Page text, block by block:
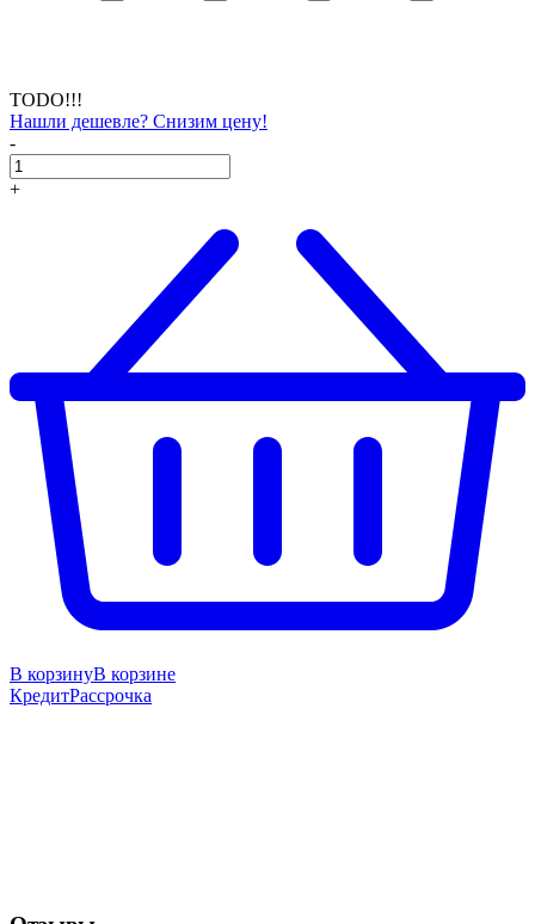
TODO!!!
Нашли дешевле? Снизим цену!
-
+
В корзинуВ корзине
КредитРассрочка